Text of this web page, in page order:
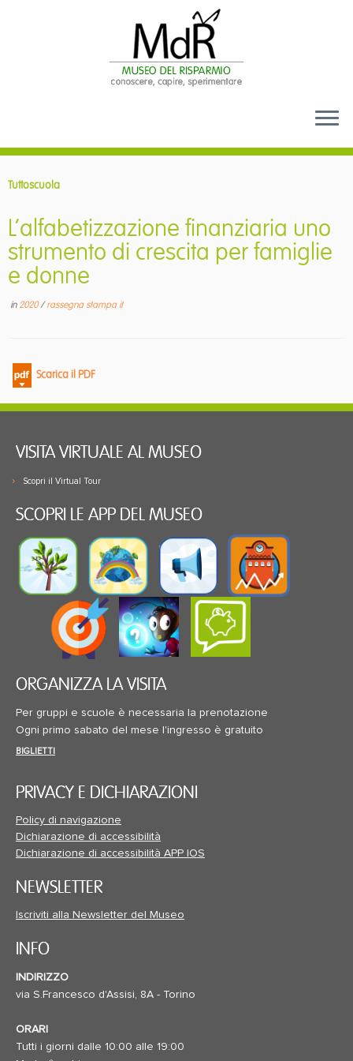
Tuttoscuola
L’alfabetizzazione finanziaria uno
strumento di crescita per famiglie
e donne
in 2020/rassegna stampa it
Scarica il PDF
VISITA VIRTUALE AL MUSEO
Scopri il Virtual Tour
SCOPRI LE APP DEL MUSEO
ORGANIZZA LA VISITA
Per gruppi e scuole è necessaria la prenotazione
Ogni primo sabato del mese l'ingresso è gratuito
BIGLIETTI
PRIVACY E DICHIARAZIONI
Policy di navigazione
Dichiarazione di accessibilità
Dichiarazione di accessibilità APP IOS
NEWSLETTER
Iscriviti alla Newsletter del Museo
INFO
INDIRIZZO
via S.Francesco d'Assisi, 8A - Torino
ORARI
Tutti i giorni dalle 10:00 alle 19:00